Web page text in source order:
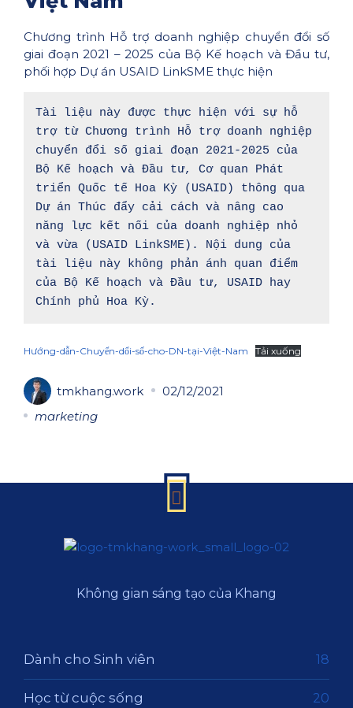
Chương trình Hỗ trợ doanh nghiệp chuyển đổi số
giai đoạn 2021 – 2025 của Bộ Kế hoạch và Đầu tư,
phối hợp Dự án USAID LinkSME thực hiện
Tài liệu này được thực hiện với sự hỗ
trợ từ Chương trình Hỗ trợ doanh nghiệp
chuyển đổi số giai đoạn 2021-2025 của
Bộ Kế hoạch và Đầu tư, Cơ quan Phát
triển Quốc tế Hoa Kỳ (USAID) thông qua
Dự án Thúc đẩy cải cách và nâng cao
năng lực kết nối của doanh nghiệp nhỏ
và vừa (USAID LinkSME). Nội dung của
tài liệu này không phản ánh quan điểm
của Bộ Kế hoạch và Đầu tư, USAID hay
Chính phủ Hoa Kỳ.
Hướng-dẫn-Chuyển-dổi-số-cho-DN-tại-Việt-Nam Tải xuống
tmkhang.work
02/12/2021
marketing
Không gian sáng tạo của Khang
Dành cho Sinh viên 18
Học từ cuộc sống 20